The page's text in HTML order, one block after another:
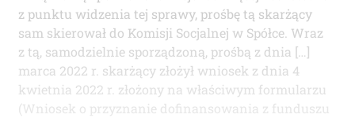
z punktu widzenia tej sprawy, prośbę tą skarżący
sam skierował do Komisji Socjalnej w Spółce. Wraz
z tą, samodzielnie sporządzoną, prośbą z dnia […]
marca 2022 r. skarżący złożył wniosek z dnia 4
kwietnia 2022 r. złożony na właściwym formularzu
(Wniosek o przyznanie dofinansowania z funduszu